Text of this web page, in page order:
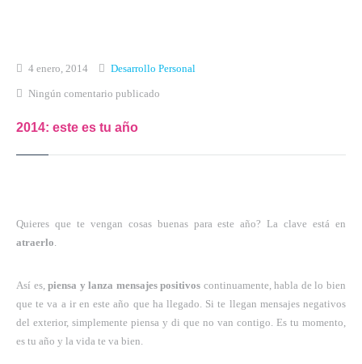
Qué es Crea-t
El Modelo Crea-t
Servicios
Contacto
4 enero, 2014 Desarrollo Personal
Ningún comentario publicado
2014: este es tu año
Quieres que te vengan cosas buenas para este año? La clave está en
atraerlo
Así es,piensa y lanza mensajes positivos continuamente, habla de lo bien
que te va a ir en este año que ha llegado. Si te llegan mensajes negativos
del exterior, simplemente piensa y di que no van contigo. Es tu momento,
es tu año y la vida te va bien.